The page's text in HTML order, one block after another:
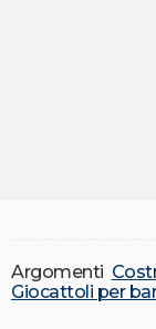
Argomenti
Giocattoli per